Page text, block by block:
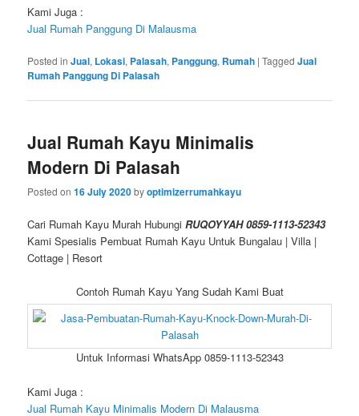
Kami Juga :
Jual Rumah Panggung Di Malausma
Posted in Jual, Lokasi, Palasah, Panggung, Rumah |Tagged Jual
Rumah Panggung Di Palasah
Jual Rumah Kayu Minimalis
Modern Di Palasah
Posted on16 July 2020byoptimizerrumahkayu
Cari Rumah Kayu Murah HubungiRUQOYYAH 0859-1113-52343
Kami Spesialis Pembuat Rumah Kayu Untuk Bungalau | Villa |
Cottage | Resort
Contoh Rumah Kayu Yang Sudah Kami Buat
Untuk Informasi WhatsApp 0859-1113-52343
Kami Juga :
Jual Rumah Kayu Minimalis Modern Di Malausma